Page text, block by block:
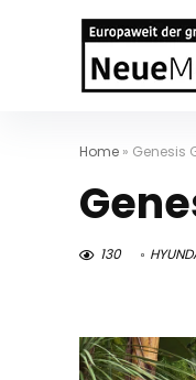
Home » Genesis
130